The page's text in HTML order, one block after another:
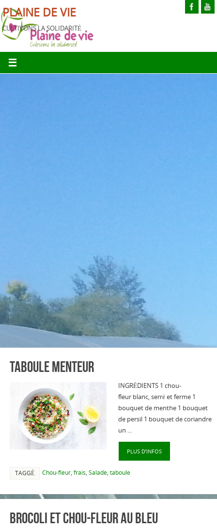
PLAINE DE VIE
CULTIVONS LA SOLIDARITÉ
Taboule menteur
INGRÉDIENTS 1 chou-
fleur blanc, serré et ferme 1
bouquet de menthe 1 bouquet
de persil 1 bouquet de coriandre
un …
PLUS D’INFOS
TAGGÉ Chou-fleur, frais, Salade, taboule
Brocoli et chou-fleur au bleu